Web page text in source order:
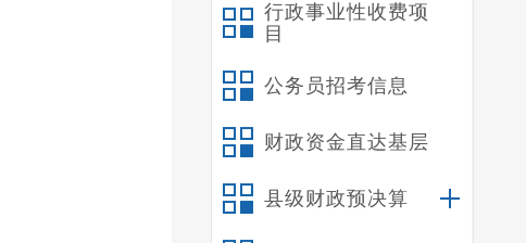
行政事业性收费项
目
公务员招考信息
财政资金直达基层
县级财政预决算